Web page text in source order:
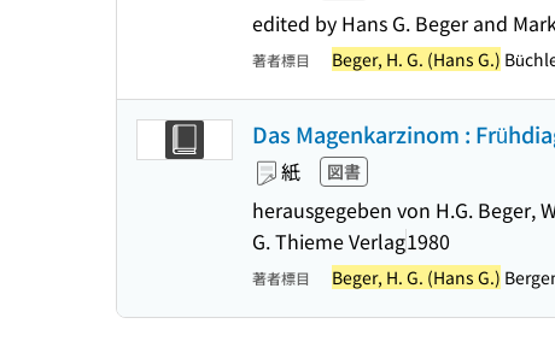
edited by Hans G. Beger and
著者標目 Beger, H. G. (Hans G.)
Das Magenkarzinom :
紙 図書
herausgegeben von H.G. Beger,
G. Thieme Verlag1980
著者標目 Beger, H. G. (Hans G.)